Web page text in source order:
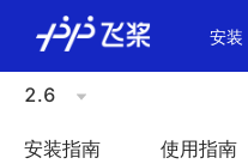
安装
2.6
安装指南 使用指南